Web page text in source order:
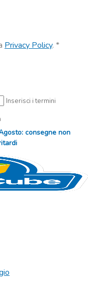
Privacy Policy. *
Inserisci i termini
consegne non